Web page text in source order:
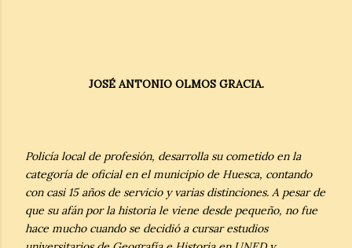
JOSÉ ANTONIO OLMOS GRACIA.
Policía local de profesión, desarrolla su cometido en la
categoría de oficial en el municipio de Huesca, contando
con casi 15 años de servicio y varias distinciones. A pesar de
que su afán por la historia le viene desde pequeño, no fue
hace mucho cuando se decidió a cursar estudios